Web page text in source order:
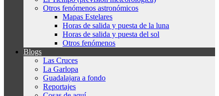
Otros fenómenos astronómicos
Mapas Estelares
Horas de salida y puesta de la luna
Horas de salida y puesta del sol
Otros fenómenos
Blogs
Las Cruces
La Garlopa
Guadalajara a fondo
Reportajes